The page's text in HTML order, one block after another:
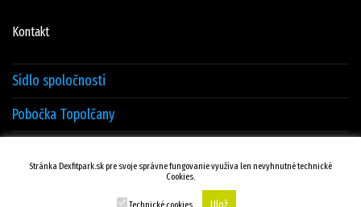
Kontakt
Sídlo spoločnosti
Pobočka Topolčany
Stránka Dexfitpark.sk pre svoje správne fungovanie využíva len nevyhnutné technické
Cookies.